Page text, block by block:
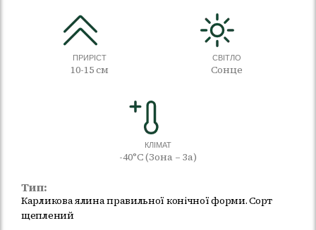
ПРИРІСТ
10-15 см
СВІТЛО
Сонце
КЛІМАТ
-40°C (Зона – 3а)
Тип:
Карликова ялина правильної конічної форми. Сорт
щеплений